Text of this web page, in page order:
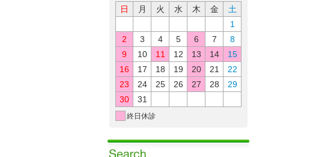
（機械も
日 月 火 水 木 金
土
1
2
3 4 5 6 7
8
9
10 11 12 13 14
15
16
17 18 19 20 21
22
23
24 25 26 27 28
29
30
31
終日休診